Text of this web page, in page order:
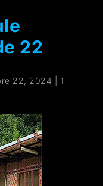
22
22, 2024
1